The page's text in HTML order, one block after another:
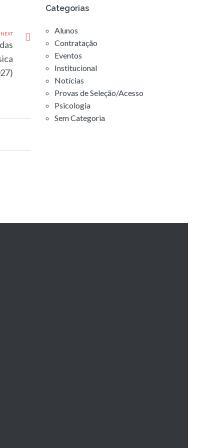
NEXT
Categorias
Alunos
Contratação
Eventos
Institucional
Notícias
Provas de Seleção/Acesso
Psicologia
Sem Categoria